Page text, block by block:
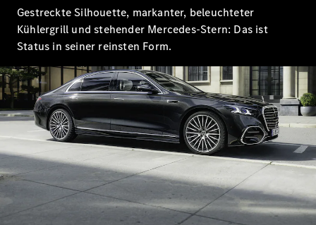
S-Klasse
S-Klasse
Lang
Maybach S-
Klasse
Konfigurator
Mercedes-
Benz Store
SUV
Gestreckte Silhouette, markanter, beleuchteter
Kühlergrill und stehender Mercedes-Stern: Das ist
Status in seiner reinsten Form.